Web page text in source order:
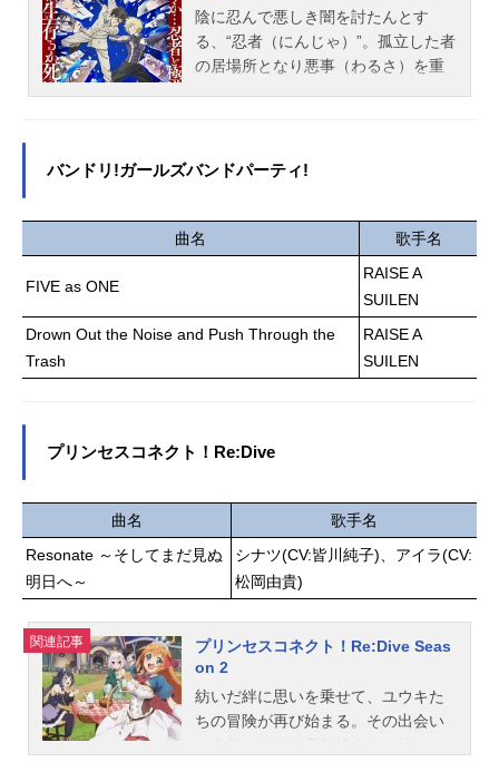
果たす。またその過程で、彼らの物
語にも深く介入していく。作品名ゼ
ンレスゾーンゼロスケジュール2024
年7月4...
MastersLOST～忘却の太陽～放送形
態配信シリーズDuelMastersLOST～
追憶の水晶～スケジュール2026年2
ニイカ：菱川花菜クリスタ：井上ほ
九矢ワユミ：伊瀬茉莉也葉山メグ
ル：白井悠介アビスベル＝ジャシン
帝：羽多野渉ドリーム・ボルメテウ
ス・ホワイト・ドラゴン：加瀬康之
ボルシャック・バクテラス：藤井隼
スタッフ原作：松本しげのぶ×作画：
金林洋（小学館「週刊コロコロコミ
案：...
陰に忍んで悪しき闇を討たんとす
る、“忍者（にんじゃ）”。孤⽴した者
の居場所となり悪事（わるさ）を重
再び燃え盛ろうとしていた――。ト
はエリート会社員ながら裏社会（ウ
ラ）を取り仕切る極道・輝村極道
の話題で意気投合した⼆⼈は、互い
の正体を知らぬまま友情を深めてい
くのだが……。忍者と極道、両者の
戦争が激化する中、その“運命（さだ
き）るか死滅（くたば）るか!!!作品
ジュール2025年10月7日（火）〜202
5年12月23日（火）日本テレビにて
話数全12話キャスト多仲忍者：小林
千晃輝村極道：小西克幸ガムテ：上
坂すみれ神賽惨蔵：森川智之 小野
芹菜 ボルケーノ太田 金元寿子璃
刃壊左：大塚芳忠祭下陽日：内田雄
馬病田色：花澤香菜覇世川左虎：古
川慎邪樹右龍：安元洋貴雄鷹斗女：
井口裕香夢澤恒星：間宮康弘殺島飛
バンドリ!ガールズバンドパーティ!
曲名 歌手名
FIVE as ONE
RAISE A
SUILEN
Drown Out the Noise and Push Through the
Trash
RAISE A
SUILEN
プリンセスコネクト！Re:Dive
曲名
歌手名
Resonate ～そしてまだ見ぬ
明日へ～
シナツ(CV:皆川純子)、アイラ(CV:
松岡由貴)
関連記事
プリンセスコネクト！Re:Dive Seas
on 2
紡いだ絆に思いを乗せて、ユウキた
ちの冒険が再び始まる。その出会い